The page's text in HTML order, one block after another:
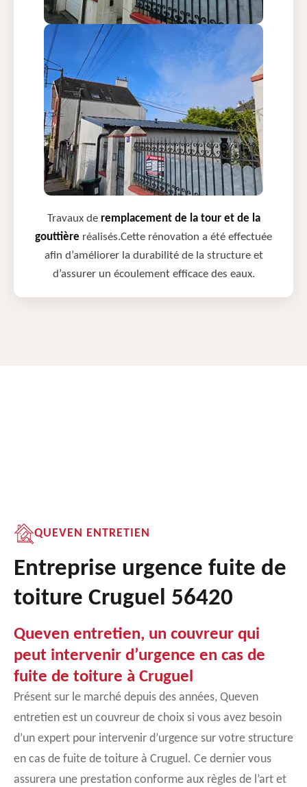
Travaux de remplacement de la tour et de la
gouttière réalisés.Cette rénovation a été effectuée
afin d’améliorer la durabilité de la structure et
d’assurer un écoulement efficace des eaux.
QUEVEN ENTRETIEN
Entreprise urgence fuite de
toiture Cruguel 56420
Queven entretien, un couvreur qui
peut intervenir d’urgence en cas de
fuite de toiture à Cruguel
Présent sur le marché depuis des années, Queven
entretien est un couvreur de choix si vous avez besoin
d’un expert pour intervenir d’urgence sur votre structure
en cas de fuite de toiture à Cruguel. Ce dernier vous
assurera une prestation conforme aux règles de l’art et